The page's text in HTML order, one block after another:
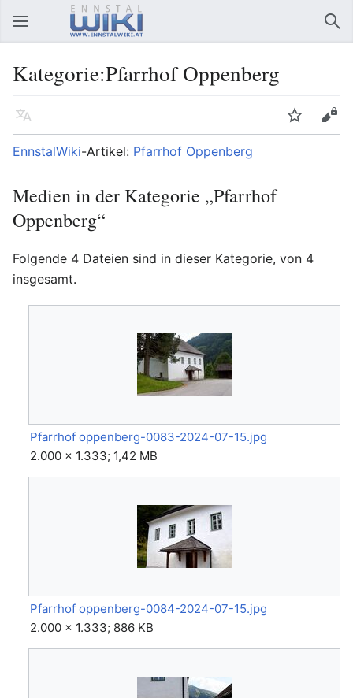
Hauptmenü öffnen
Kategorie:Pfarrhof Oppenberg
Sprache Beobachten
Bearbeiten
EnnstalWiki-Artikel: Pfarrhof Oppenberg
Medien in der Kategorie „Pfarrhof
Oppenberg“
Folgende 4 Dateien sind in dieser Kategorie, von 4
insgesamt.
Pfarrhof oppenberg-0083-2024-07-15.jpg
2.000 × 1.333; 1,42 MB
Pfarrhof oppenberg-0084-2024-07-15.jpg
2.000 × 1.333; 886 KB